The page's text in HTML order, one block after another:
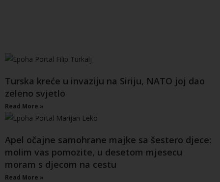
Turska kreće u invaziju na Siriju, NATO joj dao
zeleno svjetlo
Read More »
Apel očajne samohrane majke sa šestero djece:
molim vas pomozite, u desetom mjesecu
moram s djecom na cestu
Read More »